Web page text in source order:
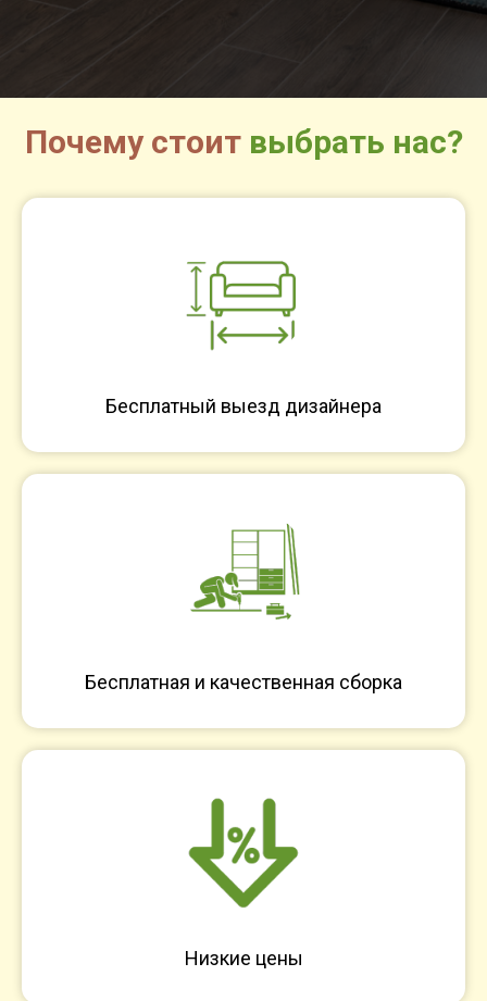
Почему стоит выбрать нас?
Бесплатный выезд дизайнера
Бесплатная и качественная сборка
Низкие цены